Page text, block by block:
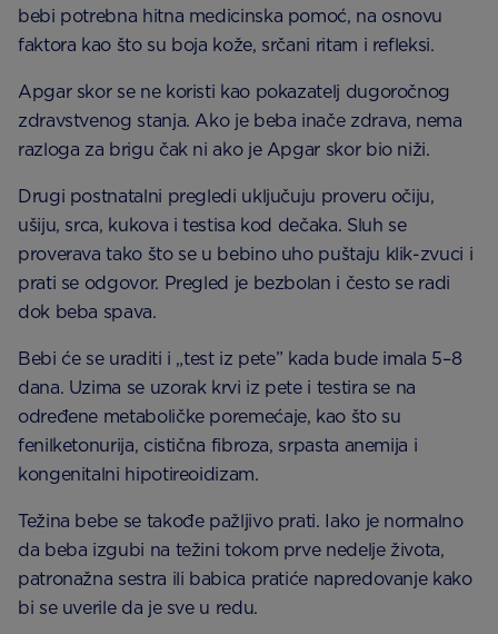
bebi potrebna hitna medicinska pomoć, na osnovu
faktora kao što su boja kože, srčani ritam i refleksi.
Apgar skor se ne koristi kao pokazatelj dugoročnog
zdravstvenog stanja. Ako je beba inače zdrava, nema
razloga za brigu čak ni ako je Apgar skor bio niži.
Drugi postnatalni pregledi uključuju proveru očiju,
ušiju, srca, kukova i testisa kod dečaka. Sluh se
proverava tako što se u bebino uho puštaju klik-zvuci i
prati se odgovor. Pregled je bezbolan i često se radi
dok beba spava.
Bebi će se uraditi i „test iz pete” kada bude imala 5–8
dana. Uzima se uzorak krvi iz pete i testira se na
određene metaboličke poremećaje, kao što su
fenilketonurija, cistična fibroza, srpasta anemija i
kongenitalni hipotireoidizam.
Težina bebe se takođe pažljivo prati. Iako je normalno
da beba izgubi na težini tokom prve nedelje života,
patronažna sestra ili babica pratiće napredovanje kako
bi se uverile da je sve u redu.